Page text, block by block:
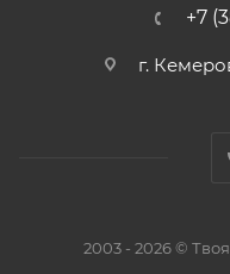
+7
г.
2003 - 2026 ©